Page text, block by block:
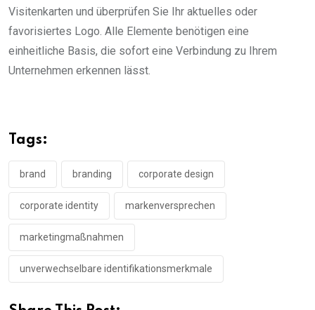
Visitenkarten und überprüfen Sie Ihr aktuelles oder
favorisiertes Logo. Alle Elemente benötigen eine
einheitliche Basis, die sofort eine Verbindung zu Ihrem
Unternehmen erkennen lässt.
Tags:
brand branding corporate design
corporate identity markenversprechen
marketingmaßnahmen
unverwechselbare identifikationsmerkmale